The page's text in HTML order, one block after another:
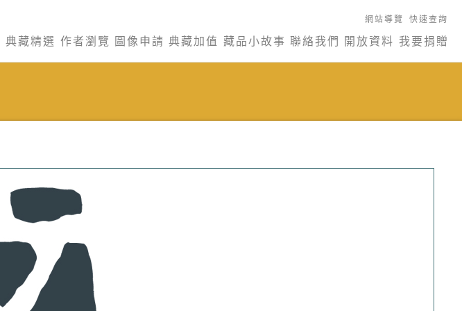
網站導覽 快速查詢
典藏精選 作者瀏覽 圖像申請 典藏加值 藏品小故事 聯絡我們 開放資料 我要捐贈